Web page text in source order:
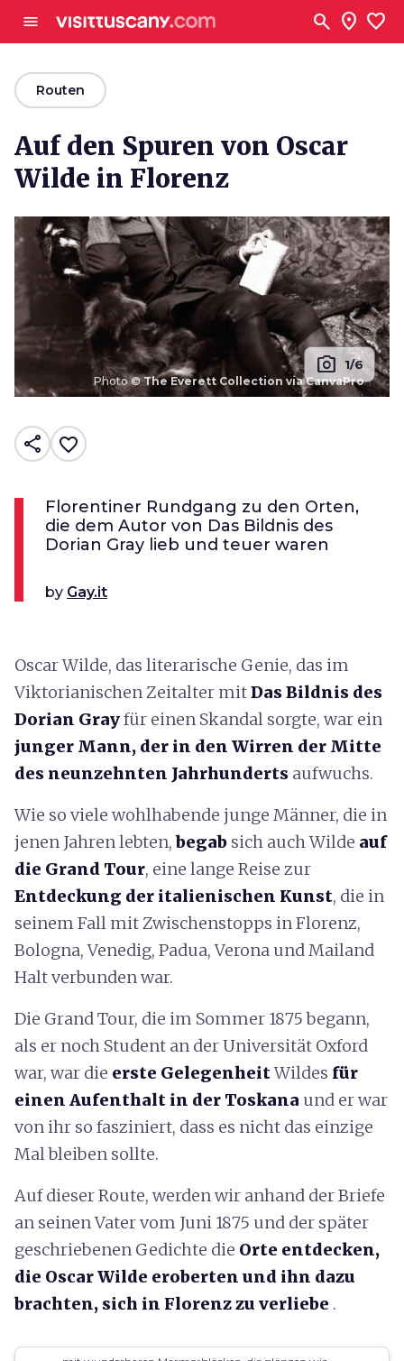
menu search location_on favorite
arrow_backRouten
Auf den Spuren von Oscar
Wilde in Florenz
Photo ©The Everett Collection via CanvaPro
photo_camera 1/6
share favorite_border
Florentiner Rundgang zu den Orten,
die dem Autor von Das Bildnis des
Dorian Gray lieb und teuer waren
by Gay.it
Oscar Wilde, das literarische Genie, das im
Viktorianischen Zeitalter mitDas Bildnis des
Dorian Grayfür einen Skandal sorgte, war ein
junger Mann, der in den Wirren der Mitte
des neunzehnten Jahrhunderts aufwuchs.
Wie so viele wohlhabende junge Männer, die in
jenen Jahren lebten,begab sich auch Wilde auf
die Grand Tour, eine lange Reise zur
Entdeckung der italienischen Kunst, die in
seinem Fall mit Zwischenstopps in Florenz,
Bologna, Venedig, Padua, Verona und Mailand
Halt verbunden war.
Die Grand Tour, die im Sommer 1875 begann,
als er noch Student an der Universität Oxford
war, war die erste GelegenheitWildes für
einen Aufenthalt in der Toskana und er war
von ihr so fasziniert, dass es nicht das einzige
Mal bleiben sollte.
Auf dieser Route, werden wir anhand der Briefe
an seinen Vater vom Juni 1875 und der später
geschriebenen Gedichte die Orte entdecken,
die Oscar Wilde eroberten und ihn dazu
brachten, sich in Florenz zu verliebe .